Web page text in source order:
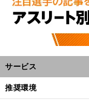
サービス
推奨環境